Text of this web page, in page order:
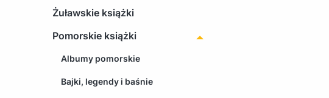
Żuławskie książki
Pomorskie książki
Albumy pomorskie
Bajki, legendy i baśnie